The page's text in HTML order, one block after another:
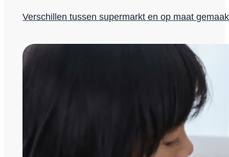
Verschillen tussen supermarkt en op maat